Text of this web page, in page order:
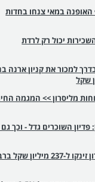
האופנה במאי צנחו בחדות
יכול רק לרדת
למכור את קניון ארנה
מליסרון >> המגמה
פדיון השוכרים גדל - וכך
שקל ברבעון הראשון